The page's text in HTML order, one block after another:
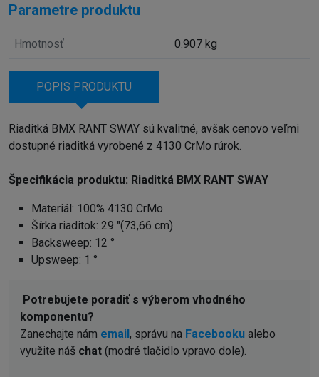
Parametre produktu
Hmotnosť 0.907 kg
POPIS PRODUKTU
Riaditká BMX RANT SWAY sú kvalitné, avšak cenovo veľmi
dostupné riaditká vyrobené z 4130 CrMo rúrok.
Špecifikácia produktu: Riaditká BMX RANT SWAY
Materiál: 100% 4130 CrMo
Šírka riaditok: 29 "(73,66 cm)
Backsweep: 12 °
Upsweep: 1 °
Potrebujete poradiť s výberom vhodného
komponentu?
Zanechajte nám email, správu na Facebooku alebo
využite náš chat (modré tlačidlo vpravo dole).